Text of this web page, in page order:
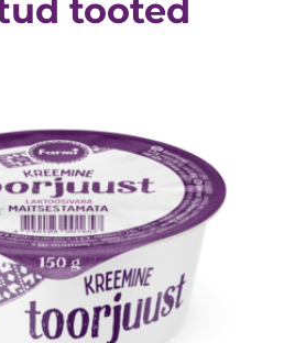
tooted